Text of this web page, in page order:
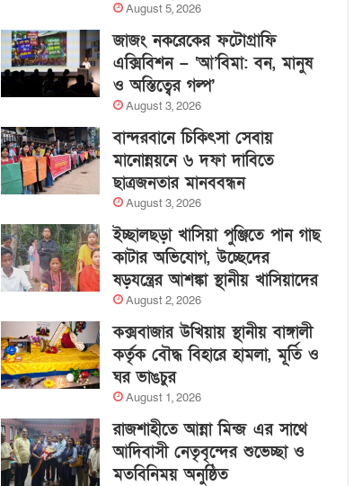
August 5, 2026
জাজং নকরেকের ফটোগ্রাফি
এক্সিবিশন – ‘আ’বিমা: বন, মানুষ
ও অস্তিত্বের গল্প’
August 3, 2026
বান্দরবানে চিকিৎসা সেবায়
মানোন্নয়নে ৬ দফা দাবিতে
ছাত্রজনতার মানববন্ধন
August 3, 2026
ইচ্ছালছড়া খাসিয়া পুঞ্জিতে পান গাছ
কাটার অভিযোগ, উচ্ছেদের
ষড়যন্ত্রের আশঙ্কা স্থানীয় খাসিয়াদের
August 2, 2026
কক্সবাজার উখিয়ায় স্থানীয় বাঙ্গালী
কর্তৃক বৌদ্ধ বিহারে হামলা, মূর্তি ও
ঘর ভাঙচুর
August 1, 2026
রাজশাহীতে আন্না মিন্জ এর সাথে
আদিবাসী নেতৃবৃন্দের শুভেচ্ছা ও
মতবিনিময় অনুষ্ঠিত